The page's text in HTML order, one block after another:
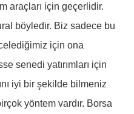
araçları için geçerlidir.
böyledir. Biz sadece bu
için ona
senedi yatırımları için
iyi bir şekilde bilmeniz
yöntem vardır. Borsa